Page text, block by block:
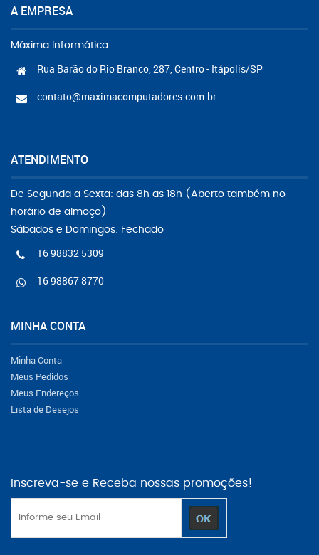
A EMPRESA
Máxima Informática
Rua Barão do Rio Branco, 287, Centro - Itápolis/SP
contato@maximacomputadores.com.br
ATENDIMENTO
De Segunda a Sexta: das 8h as 18h (Aberto também no
horário de almoço)
Sábados e Domingos: Fechado
16 98832 5309
16 98867 8770
MINHA CONTA
Minha Conta
Meus Pedidos
Meus Endereços
Lista de Desejos
Inscreva-se e Receba nossas promoções!